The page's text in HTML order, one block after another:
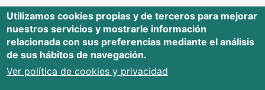
Editorial Universidad de Cantabria
Edificio Tres Torres, Torre C, planta –1
Avda. Los Castros s/n - 39005
Utilizamos cookies propias y de terceros para mejorar
nuestros servicios y mostrarle información
relacionada con sus preferencias mediante el análisis
de sus hábitos de navegación.
Ver política de cookies y privacidad